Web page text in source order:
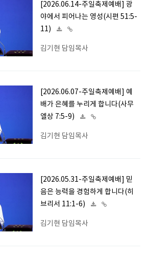
[2026.06.14-주일축제예배] 광
야에서 피어나는 영성(시편 51:5-
11)
김기현 담임목사
[2026.06.07-주일축제예배] 예
배가 은혜를 누리게 합니다(사무
엘상 7:5-9)
김기현 담임목사
[2026.05.31-주일축제예배] 믿
음은 능력을 경험하게 합니다(히
브리서 11:1-6)
김기현 담임목사